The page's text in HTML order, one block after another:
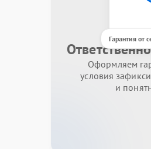
Гарантия от
Оформляем
условия
и